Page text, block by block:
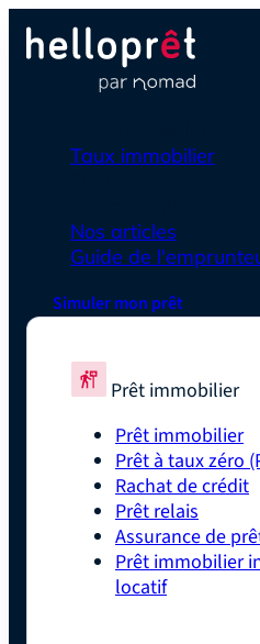
Taux immobilier
Nos articles
Guide de
Simuler mon prêt
Prêt immobilier
Prêt immobilier
Prêt à taux zéro
Rachat de crédit
Prêt relais
Assurance de
Prêt immobilier
locatif